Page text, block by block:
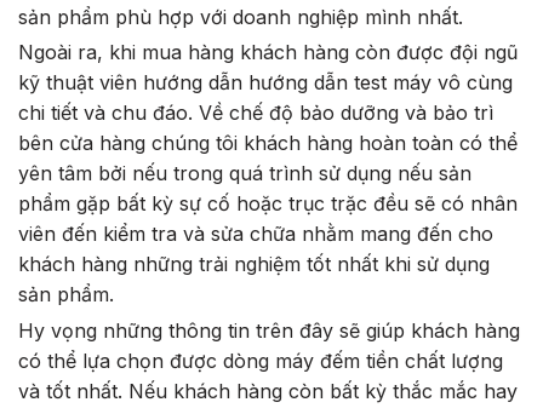
sản phẩm phù hợp với doanh nghiệp mình nhất.
Ngoài ra, khi mua hàng khách hàng còn được đội ngũ
kỹ thuật viên hướng dẫn hướng dẫn test máy vô cùng
chi tiết và chu đáo. Về chế độ bảo dưỡng và bảo trì
bên cửa hàng chúng tôi khách hàng hoàn toàn có thể
yên tâm bởi nếu trong quá trình sử dụng nếu sản
phẩm gặp bất kỳ sự cố hoặc trục trặc đều sẽ có nhân
viên đến kiểm tra và sửa chữa nhằm mang đến cho
khách hàng những trải nghiệm tốt nhất khi sử dụng
sản phẩm.
Hy vọng những thông tin trên đây sẽ giúp khách hàng
có thể lựa chọn được dòng máy đếm tiền chất lượng
và tốt nhất. Nếu khách hàng còn bất kỳ thắc mắc hay